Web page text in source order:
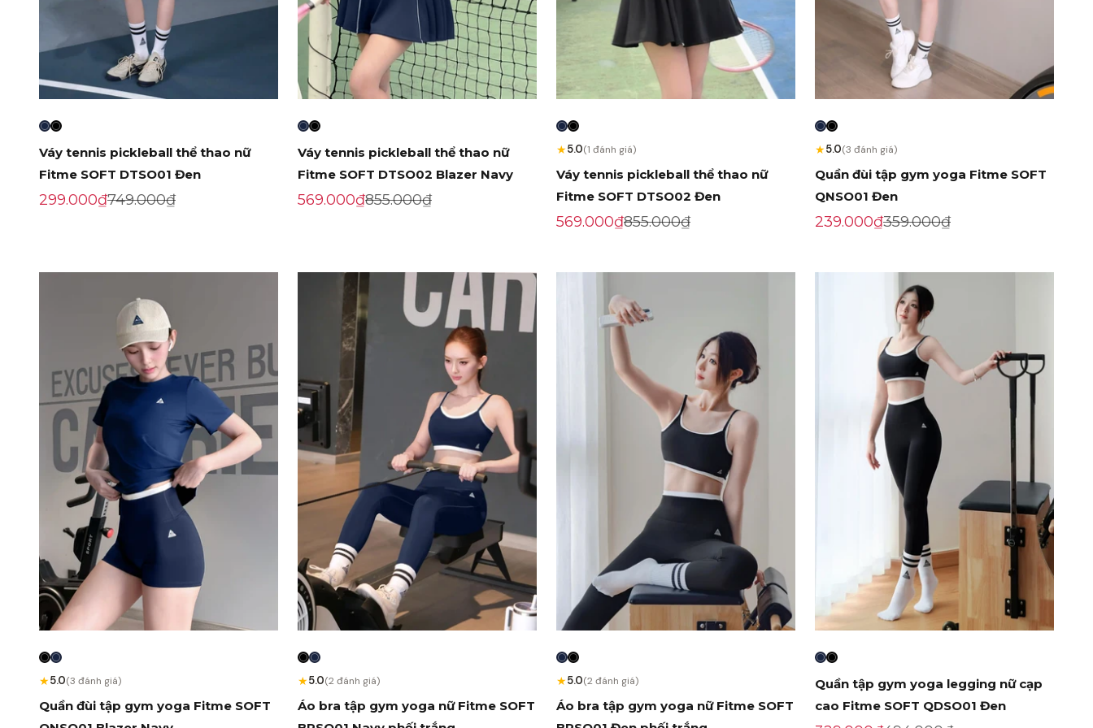
Váy tennis pickleball thể thao nữ
Fitme SOFT DTSO01 Đen
Giá khuyến mãi
299.000₫Giá gốc
749.000₫
Váy tennis pickleball thể thao nữ
Fitme SOFT DTSO02 Blazer Navy
Giá khuyến mãi
569.000₫Giá gốc
855.000₫
★5.0(1 đánh giá)
Váy tennis pickleball thể thao nữ
Fitme SOFT DTSO02 Đen
Giá khuyến mãi
569.000₫Giá gốc
855.000₫
★5.0(3 đánh giá)
Quần đùi tập gym yoga Fitme SOFT
QNSO01 Đen
Giá khuyến mãi
239.000₫Giá gốc
359.000₫
★5.0(3 đánh giá)
Quần đùi tập gym yoga Fitme SOFT
★5.0(2 đánh giá)
Áo bra tập gym yoga nữ Fitme SOFT
★5.0(2 đánh giá)
Áo bra tập gym yoga nữ Fitme SOFT
Quần tập gym yoga legging nữ cạp
cao Fitme SOFT QDSO01 Đen